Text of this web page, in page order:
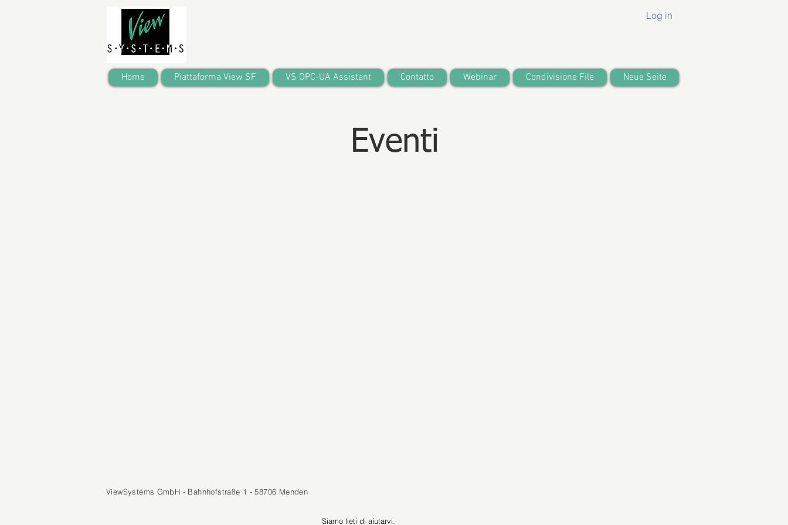
Log in
Home Piattaforma View SF VS OPC-UA Assistant Contatto Webinar Condivisione File Neue Seite
Eventi
ViewSystems GmbH - Bahnhofstraße 1 - 58706 Menden
Siamo lieti di aiutarvi.